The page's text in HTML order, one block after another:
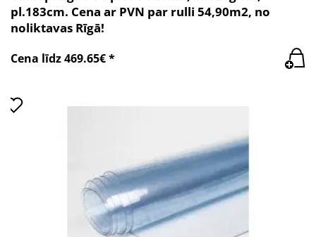
pl.183cm. Cena ar PVN par rulli 54,90m2, no
noliktavas Rīgā!
Cena līdz 469.65€ *